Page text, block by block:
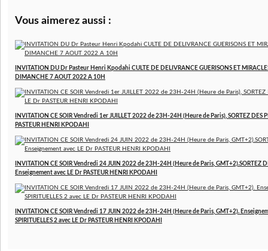
Vous aimerez aussi :
INVITATION DU Dr Pasteur Henri Kpodahi CULTE DE DELIVRANCE GUERISONS ET
DIMANCHE 7 AOUT 2022 A 10H
INVITATION CE SOIR Vendredi 1er JUILLET 2022 de 23H-24H (Heure de Paris), SORTEZ DES
PASTEUR HENRI KPODAHI
INVITATION CE SOIR Vendredi 24 JUIN 2022 de 23H-24H (Heure de Paris, GMT+2).SORTEZ
Enseignement avec LE Dr PASTEUR HENRI KPODAHI
INVITATION CE SOIR Vendredi 17 JUIN 2022 de 23H-24H (Heure de Paris, GMT+2).
SPIRITUELLES 2 avec LE Dr PASTEUR HENRI KPODAHI